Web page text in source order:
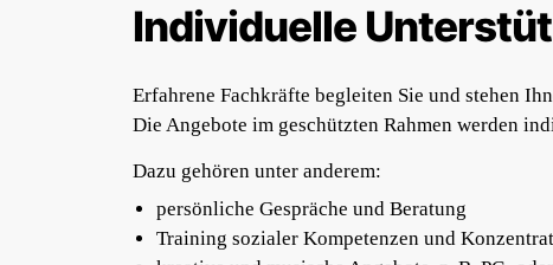
Individuelle
Erfahrene Fachkräfte begleiten Sie und stehen
Die Angebote im geschützten Rahmen werden
Dazu gehören unter anderem:
persönliche Gespräche und Beratung
Training sozialer Kompetenzen und